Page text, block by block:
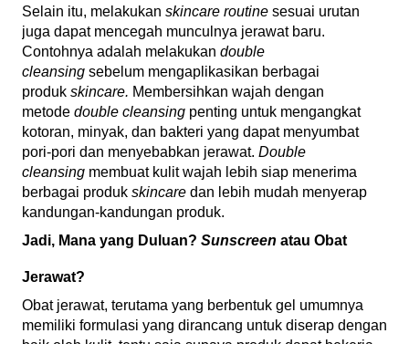
Selain itu, melakukan skincare routine sesuai urutan
juga dapat mencegah munculnya jerawat baru.
Contohnya adalah melakukan double
cleansing sebelum mengaplikasikan berbagai
produk skincare. Membersihkan wajah dengan
metode double cleansing penting untuk mengangkat
kotoran, minyak, dan bakteri yang dapat menyumbat
pori-pori dan menyebabkan jerawat. Double
cleansing membuat kulit wajah lebih siap menerima
berbagai produk skincare dan lebih mudah menyerap
kandungan-kandungan produk.
Jadi, Mana yang Duluan? Sunscreen atau Obat
Jerawat?
Obat jerawat, terutama yang berbentuk gel umumnya
memiliki formulasi yang dirancang untuk diserap dengan